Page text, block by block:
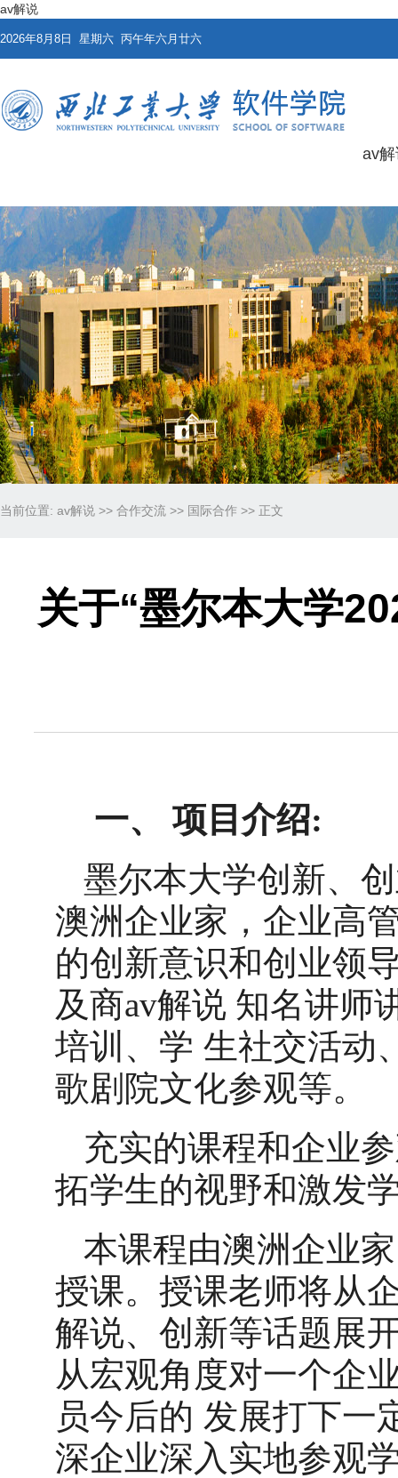
av解说
2026年8月8日 星期六 丙午年六月廿六
av
当前位置: av解说 >> 合作交流 >> 国际合作 >> 正文
关于“墨尔本大学
一、 项目介绍:
墨尔本大学创新、
澳洲企业家，企业高
的创新意识和创业领
及商av解说 知名讲师
培训、学 生社交活动
歌剧院文化参观等。
充实的课程和企业
拓学生的视野和激发
本课程由澳洲企业
授课。授课老师将从
解说、创新等话题展
从宏观角度对一个企
员今后的 发展打下一
深企业深入实地参观